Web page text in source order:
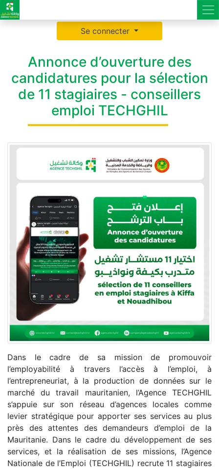
Se connecter
Annonce d’ouverture des
candidatures pour la sélection
de 11 stagiaires - conseillers
emploi TECHGHIL
Dans le cadre de sa mission de promouvoir
l’employabilité à travers l’accès à l’emploi, à
l’entrepreneuriat, à la production de données sur le
marché du travail mauritanien, l’Agence TECHGHIL
s’appuie sur son réseau d’agences locales comme
levier stratégique pour apporter ses services au plus
près des attentes des demandeurs d’emploi de la
Mauritanie. Dans le cadre du développement de ses
services, et la réalisation de ses missions, l’Agence
Nationale de l’Emploi (TECHGHIL) recrute 11 stagiaires